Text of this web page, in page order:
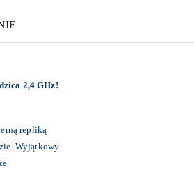
2,4 GHz!
repliką
Wyjątkowy